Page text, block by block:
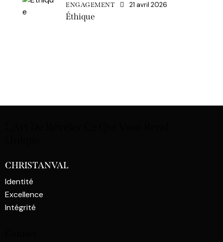
ENGAGEMENT 21 avril 2026
Éthique
CHRISTANVAL
Identité
Excellence
Intégrité